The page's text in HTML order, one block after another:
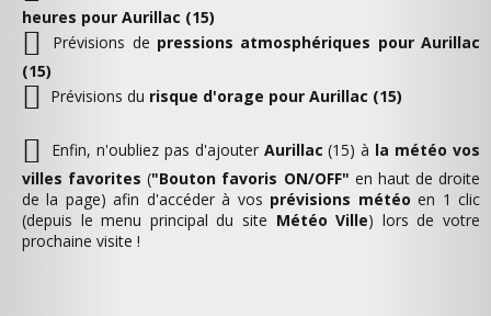
heures pour Aurillac (15)
Prévisions de pressions atmosphériques pour Aurillac
(15)
Prévisions du risque d'orage pour Aurillac (15)
Enfin, n'oubliez pas d'ajouter Aurillac (15) à la météo vos
villes favorites ("Bouton favoris ON/OFF" en haut de droite
de la page) afin d'accéder à vos prévisions météo en 1 clic
(depuis le menu principal du site Météo Ville) lors de votre
prochaine visite !